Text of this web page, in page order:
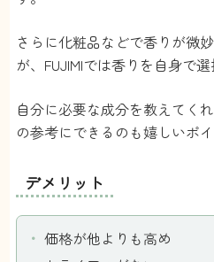
さらに化粧品などで香りが微
が、FUJIMIでは香りを自身で
自分に必要な成分を教えてく
の参考にできるのも嬉しいポイ
デメリット
価格が他よりも高め